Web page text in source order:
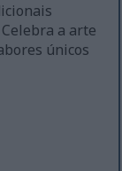
a arte
únicos